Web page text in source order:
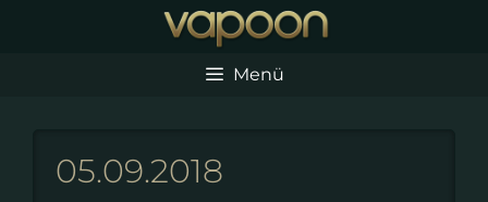
Menü
05.09.2018